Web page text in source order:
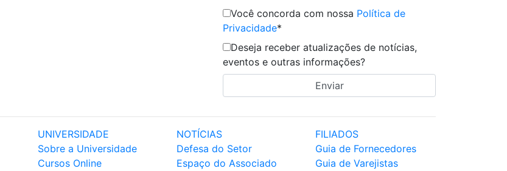
Você concorda com nossa Política de
Privacidade*
Deseja receber atualizações de notícias,
eventos e outras informações?
UNIVERSIDADE
Sobre a Universidade
Cursos Online
NOTÍCIAS
Defesa do Setor
Espaço do Associado
FILIADOS
Guia de Fornecedores
Guia de Varejistas